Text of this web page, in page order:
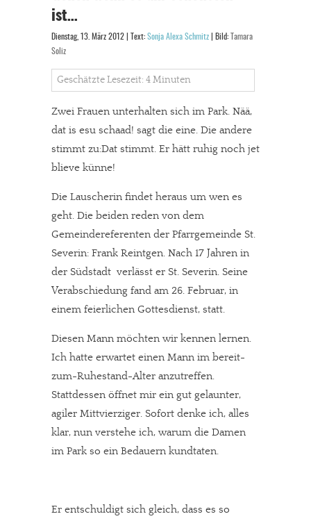
ist…
Dienstag, 13. März 2012 | Text: Sonja Alexa Schmitz | Bild:
Tamara
Soliz
Geschätzte Lesezeit: 4 Minuten
Zwei Frauen unterhalten sich im Park. Nää,
dat is esu schaad! sagt die eine. Die andere
stimmt zu:Dat stimmt. Er hätt ruhig noch jet
blieve künne!
Die Lauscherin findet heraus um wen es
geht. Die beiden reden von dem
Gemeindereferenten der Pfarrgemeinde St.
Severin: Frank Reintgen. Nach 17 Jahren in
der Südstadt verlässt er St. Severin. Seine
Verabschiedung fand am 26. Februar, in
einem feierlichen Gottesdienst, statt.
Diesen Mann möchten wir kennen lernen.
Ich hatte erwartet einen Mann im bereit-
zum-Ruhestand-Alter anzutreffen.
Stattdessen öffnet mir ein gut gelaunter,
agiler Mittvierziger. Sofort denke ich, alles
klar, nun verstehe ich, warum die Damen
im Park so ein Bedauern kundtaten.
Er entschuldigt sich gleich, dass es so